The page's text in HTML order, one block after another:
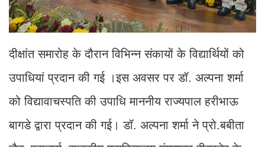
दीक्षांत समारोह के दौरान विभिन्न संकायों के विद्यार्थियों को
उपाधियां प्रदान की गई ।इस अवसर पर डॉ. अल्पना शर्मा
को विद्यावाचस्पति की उपाधि माननीय राज्यपाल हरीभाऊ
बागडे द्वारा प्रदान की गई। डॉ. अल्पना शर्मा ने प्रो.बबीता